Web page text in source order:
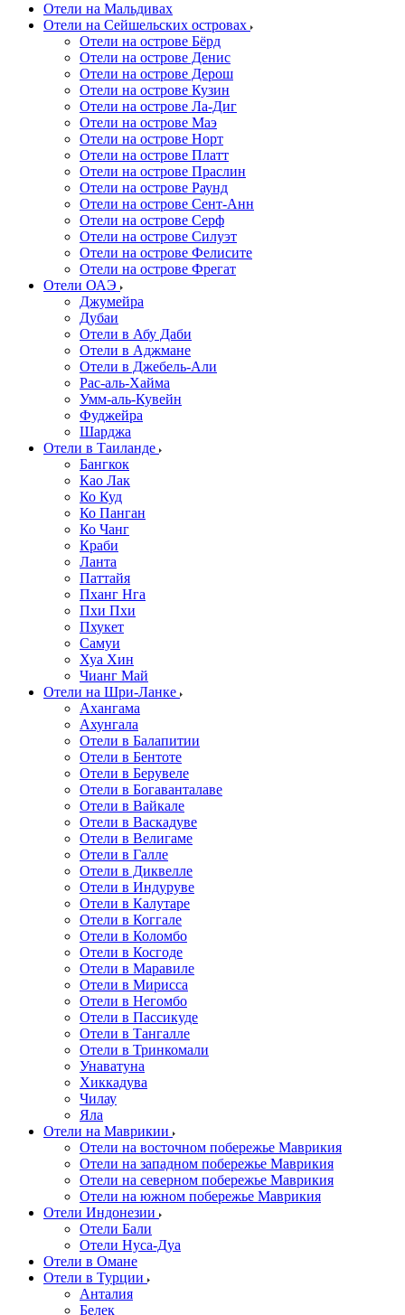
Отели на Мальдивах
Отели на Сейшельских островах
Отели на острове Бёрд
Отели на острове Денис
Отели на острове Дерош
Отели на острове Кузин
Отели на острове Ла-Диг
Отели на острове Маэ
Отели на острове Норт
Отели на острове Платт
Отели на острове Праслин
Отели на острове Раунд
Отели на острове Сент-Анн
Отели на острове Серф
Отели на острове Силуэт
Отели на острове Фелисите
Отели на острове Фрегат
Отели ОАЭ
Джумейра
Дубаи
Отели в Абу Даби
Отели в Аджмане
Отели в Джебель-Али
Рас-аль-Хайма
Умм-аль-Кувейн
Фуджейра
Шарджа
Отели в Таиланде
Бангкок
Као Лак
Ко Куд
Ко Панган
Ко Чанг
Краби
Ланта
Паттайя
Пханг Нга
Пхи Пхи
Пхукет
Самуи
Хуа Хин
Чианг Май
Отели на Шри-Ланке
Ахангама
Ахунгала
Отели в Балапитии
Отели в Бентоте
Отели в Берувеле
Отели в Богаванталаве
Отели в Вайкале
Отели в Васкадуве
Отели в Велигаме
Отели в Галле
Отели в Диквелле
Отели в Индуруве
Отели в Калутаре
Отели в Коггале
Отели в Коломбо
Отели в Косгоде
Отели в Маравиле
Отели в Мирисса
Отели в Негомбо
Отели в Пассикуде
Отели в Тангалле
Отели в Тринкомали
Унаватуна
Хиккадува
Чилау
Яла
Отели на Маврикии
Отели на восточном побережье Маврикия
Отели на западном побережье Маврикия
Отели на северном побережье Маврикия
Отели на южном побережье Маврикия
Отели Индонезии
Отели Бали
Отели Нуса-Дуа
Отели в Омане
Отели в Турции
Анталия
Белек